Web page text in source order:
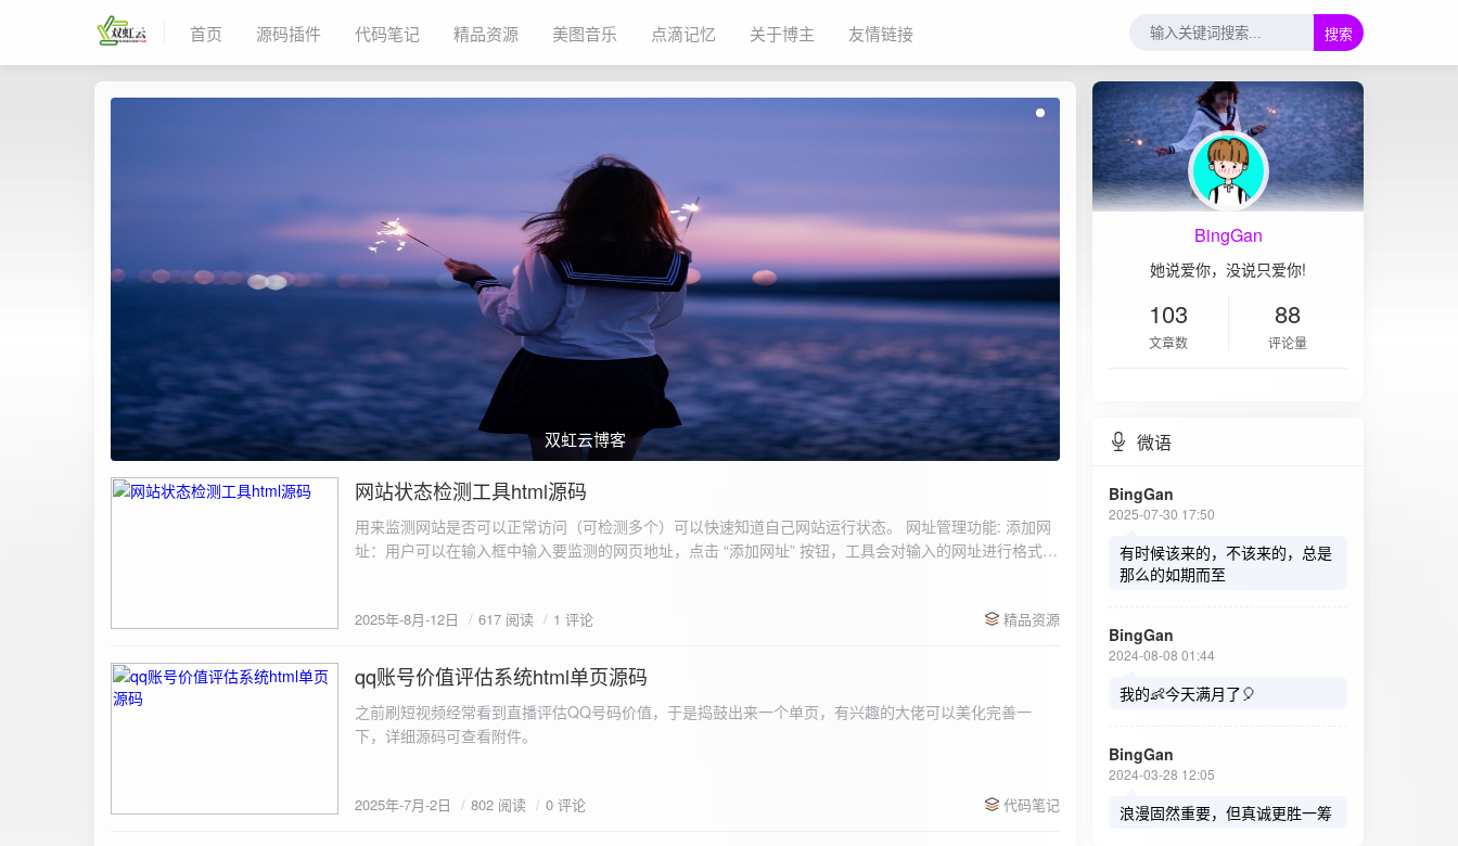
首页 源码插件 代码笔记 精品资源 美图音乐 点滴记忆 关于博主 友情链接 搜索
双虹云博客
2025-8-12
网站状态检测工具html源码
用来监测网站是否可以正常访问（可检测多个）可以快速知道自己网站运行状态。 网址管理功能: 添加网
址：用户可以在输入框中输入要监测的网页地址，点击 “添加网址” 按钮，工具会对输入的网址进行格式验
同时也会从筛选下拉框中移除该网址选项。筛选网址：右侧面板有一个 “筛选网址” 的下拉框，用户可以选
测功能： 设置监测间隔：用户可以在输入框中设置监测间隔时间（单位为秒），默认值为 60 秒。开始 /
停止监测：点击 “开始监测” 按钮，工具会立即对所有已添加的网址进行一次检测，之后按照设置的监测间
隔时间循环检测。点击 “停止监测” 按钮可停止监测。重试机制：在进行网址检测时，如果请求失败，会进
行最多 3 次重试，若重试后仍失败，则记录错误日志。日志记录与显示功能。 日志记录： 每次对网址进
会显示所有或筛选后的监测日志，正常状态的日志为黑色，异常状态的日志为红色。日志会自动滚动到最
2025年-8月-12日 617 阅读 1 评论 精品资源
2025-7-2
qq账号价值评估系统html单页源码
之前刷短视频经常看到直播评估QQ号码价值，于是捣鼓出来一个单页，有兴趣的大佬可以美化完善一
2025年-7月-2日 802 阅读 0 评论 代码笔记
BingGan
她说爱你，没说只爱你!
103
文章数
88
评论量
微语
BingGan
2025-07-30 17:50
有时候该来的，不该来的，总是
那么的如期而至
BingGan
2024-08-08 01:44
我的👶今天满月了🎈
BingGan
2024-03-28 12:05
浪漫固然重要，但真诚更胜一筹